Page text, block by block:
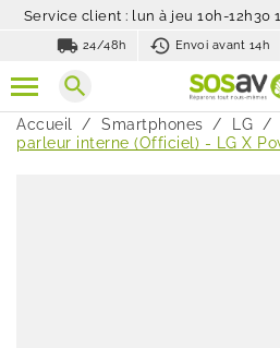
Service client : lun à jeu 10h-12h30
local_shipping 24/48h Envoi avant 14h
search
Accueil Smartphones LG
parleur interne (Officiel) - LG X